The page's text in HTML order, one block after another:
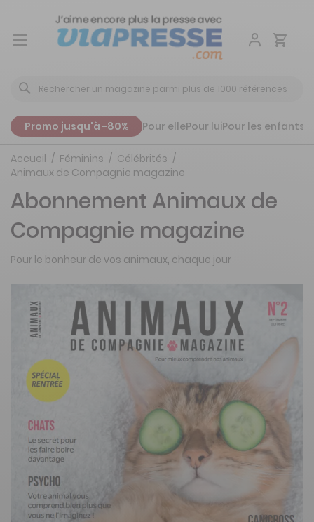
Aller
Promo jusqu'à -80% Pour ellePour luiPour les enfants
Accueil Féminins
Célébrités
Animaux de Compagnie magazine
Abonnement Animaux de
Compagnie magazine
Pour le bonheur de vos animaux, chaque jour